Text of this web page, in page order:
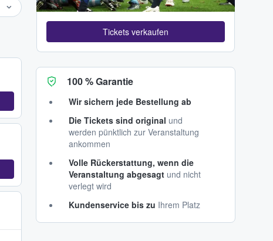
Tickets verkaufen
100 % Garantie
Wir sichern jede Bestellung ab
Die Tickets sind original und
werden pünktlich zur Veranstaltung
ankommen
Volle Rückerstattung, wenn die
Veranstaltung abgesagt und nicht
verlegt wird
Kundenservice bis zu Ihrem Platz